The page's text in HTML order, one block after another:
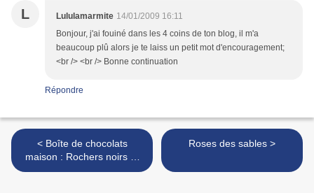
L Lululamarmite 14/01/2009 16:11
Bonjour, j'ai fouiné dans les 4 coins de ton blog, il m'a
beaucoup plû alors je te laiss un petit mot d'encouragement;
<br /> <br /> Bonne continuation
Répondre
< Boîte de chocolats
maison : Rochers noirs et
variantes
Roses des sables >